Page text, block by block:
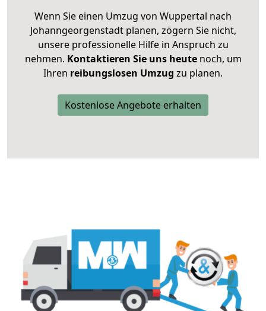
Wenn Sie einen Umzug von Wuppertal nach
Johanngeorgenstadt planen, zögern Sie nicht,
unsere professionelle Hilfe in Anspruch zu
nehmen. Kontaktieren Sie uns heutenoch, um
Ihren reibungslosen Umzug zu planen.
Kostenlose Angebote erhalten